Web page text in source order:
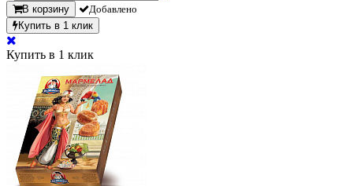
В корзину
Добавлено
Купить в 1 клик
Купить в 1 клик